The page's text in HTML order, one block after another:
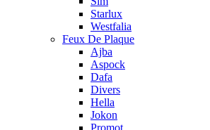
Starlux
Westfalia
Feux De Plaque
Ajba
Aspock
Dafa
Divers
Hella
Jokon
Promot